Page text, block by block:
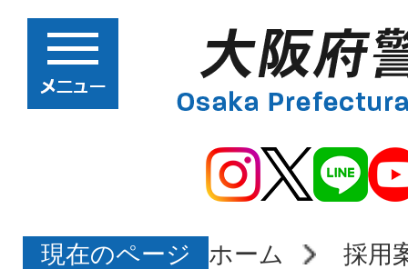
現在のページ ホーム 採用